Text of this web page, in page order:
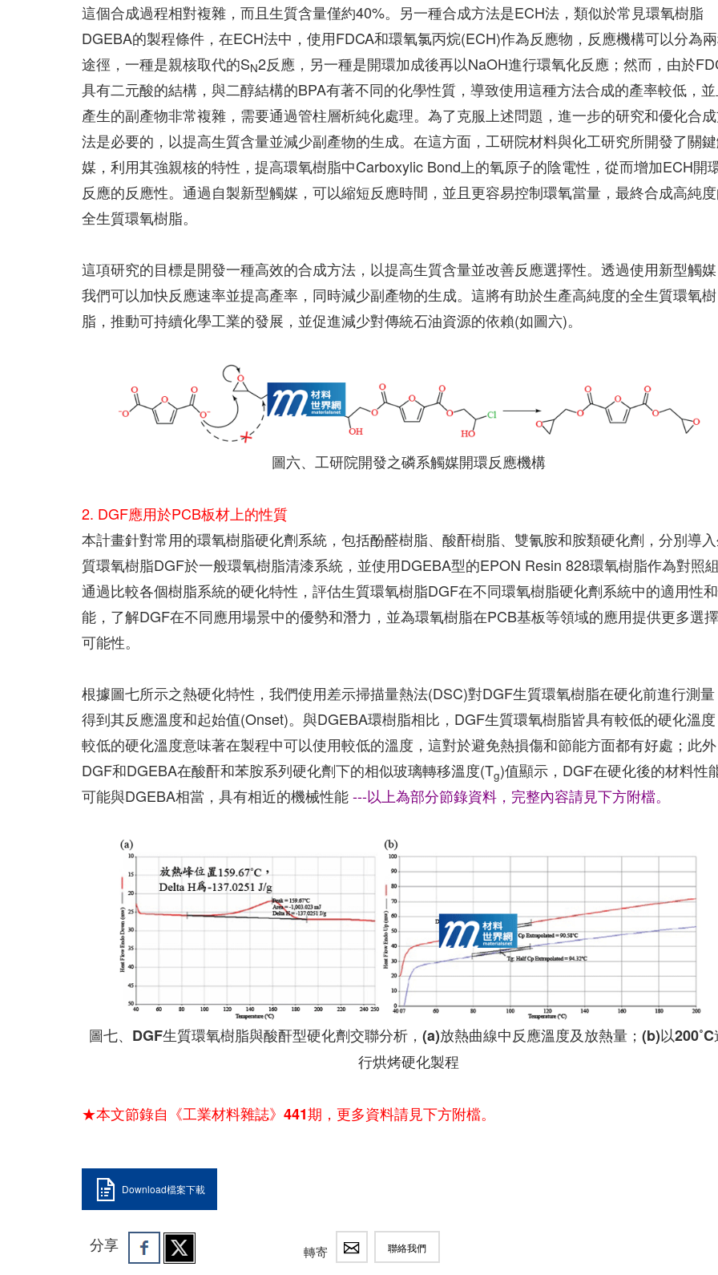
這個合成過程相對複雜，而且生質含量僅約40%。另一種合成方法是ECH法，類似於常見環氧樹脂
DGEBA的製程條件，在ECH法中，使用FDCA和環氧氯丙烷(ECH)作為反應物，反應機構可以分為
途徑，一種是親核取代的SN2反應，另一種是開環加成後再以NaOH進行環氧化反應；然而，由於
具有二元酸的結構，與二醇結構的BPA有著不同的化學性質，導致使用這種方法合成的產率較低，
產生的副產物非常複雜，需要通過管柱層析純化處理。為了克服上述問題，進一步的研究和優化合
法是必要的，以提高生質含量並減少副產物的生成。在這方面，工研院材料與化工研究所開發了關
媒，利用其強親核的特性，提高環氧樹脂中Carboxylic Bond上的氧原子的陰電性，從而增加ECH開
反應的反應性。通過自製新型觸媒，可以縮短反應時間，並且更容易控制環氧當量，最終合成高純
全生質環氧樹脂。
這項研究的目標是開發一種高效的合成方法，以提高生質含量並改善反應選擇性。透過使用新型觸
我們可以加快反應速率並提高產率，同時減少副產物的生成。這將有助於生產高純度的全生質環氧樹
脂，推動可持續化學工業的發展，並促進減少對傳統石油資源的依賴(如圖六)。
圖六、工研院開發之磷系觸媒開環反應機構
2. DGF應用於PCB板材上的性質
本計畫針對常用的環氧樹脂硬化劑系統，包括酚醛樹脂、酸酐樹脂、雙氰胺和胺類硬化劑，分別導
質環氧樹脂DGF於一般環氧樹脂清漆系統，並使用DGEBA型的EPON Resin 828環氧樹脂作為對照
通過比較各個樹脂系統的硬化特性，評估生質環氧樹脂DGF在不同環氧樹脂硬化劑系統中的適用性
能，了解DGF在不同應用場景中的優勢和潛力，並為環氧樹脂在PCB基板等領域的應用提供更多選
可能性。
根據圖七所示之熱硬化特性，我們使用差示掃描量熱法(DSC)對DGF生質環氧樹脂在硬化前進行測
得到其反應溫度和起始值(Onset)。與DGEBA環樹脂相比，DGF生質環氧樹脂皆具有較低的硬化溫
較低的硬化溫度意味著在製程中可以使用較低的溫度，這對於避免熱損傷和節能方面都有好處；此
DGF和DGEBA在酸酐和苯胺系列硬化劑下的相似玻璃轉移溫度(Tg)值顯示，DGF在硬化後的材料性
可能與DGEBA相當，具有相近的機械性能---以上為部分節錄資料，完整內容請見下方附檔。
圖七、DGF生質環氧樹脂與酸酐型硬化劑交聯分析，(a)放熱曲線中反應溫度及放熱量；(b)以200˚C
行烘烤硬化製程
★本文節錄自《工業材料雜誌》441期，更多資料請見下方附檔。
Download檔案下載
分享 轉寄 聯絡我們